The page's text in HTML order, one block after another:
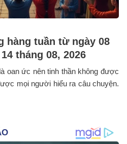
hàng tuần từ ngày 08
tháng 08, 2026
oan ức nên tinh thần không được
mọi người hiểu ra câu chuyện.